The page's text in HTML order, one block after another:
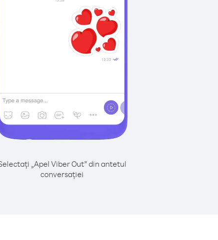
„Apel Viber Out” din antetul
conversației